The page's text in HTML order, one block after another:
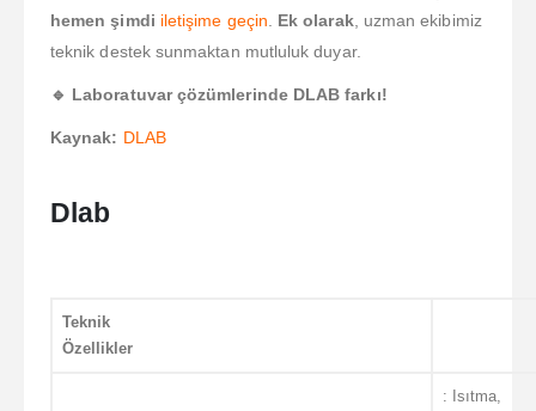
hemen şimdi iletişime geçin Ek olarak, uzman ekibimiz
teknik destek sunmaktan mutluluk duyar.
🔹 Laboratuvar çözümlerinde DLAB farkı!
Kaynak: DLAB
Dlab
Teknik
Özellikler
: Isıtma,